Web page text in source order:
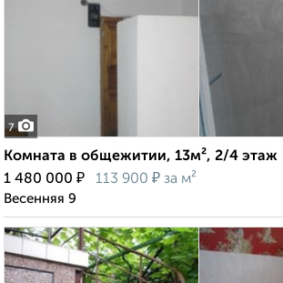
7
Комната в общежитии, 13м², 2/4 этаж
1 480 000 ₽ 113 900 ₽ за м²
Весенняя 9